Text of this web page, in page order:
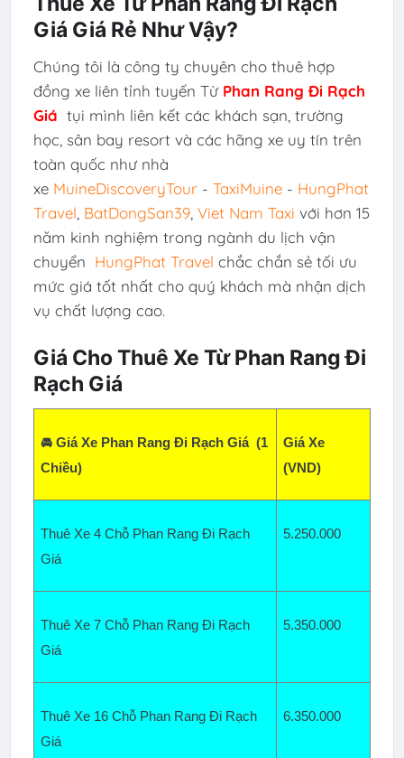
Giá Giá Rẻ Như Vậy?
Chúng tôi là công ty chuyên cho thuê hợp
đồng xe liên tỉnh tuyến Từ Phan Rang Đi Rạch
Giá tụi mình liên kết các khách sạn, trường
học, sân bay resort và các hãng xe uy tín trên
toàn quốc như nhà
xe MuineDiscoveryTour- TaxiMuine- HungPhat
Travel BatDongSan39, Viet Nam Taxi với hơn 15
năm kinh nghiệm trong ngành du lịch vận
chuyển HungPhat Travel chắc chắn sẻ tối ưu
mức giá tốt nhất cho quý khách mà nhận dịch
vụ chất lượng cao.
Giá Cho Thuê Xe Từ Phan Rang Đi
Rạch Giá
🚘 Giá Xe Phan Rang Đi Rạch Giá  (1
Chiều)
Giá Xe
(VND)
Thuê Xe 4 Chỗ Phan Rang Đi Rạch
Giá
5.250.000
Thuê Xe 7 Chỗ Phan Rang Đi Rạch
Giá
5.350.000
Thuê Xe 16 Chỗ Phan Rang Đi Rạch
Giá
6.350.000